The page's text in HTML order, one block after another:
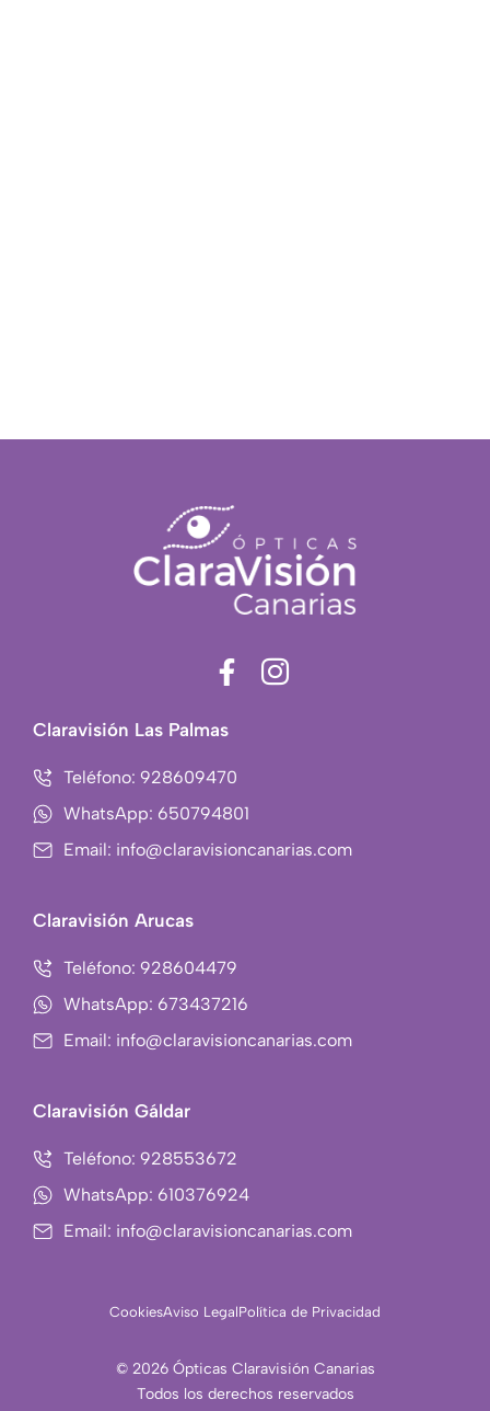
F
c
b
o
o
k
I
s
m
-
Claravisión Las Palmas
Teléfono: 928609470
WhatsApp: 650794801
Email: info@claravisioncanarias.com
Claravisión Arucas
Teléfono: 928604479
WhatsApp: 673437216
Email: info@claravisioncanarias.com
Claravisión Gáldar
Teléfono: 928553672
WhatsApp: 610376924
Email: info@claravisioncanarias.com
CookiesAviso LegalPolítica de Privacidad
© 2026 Ópticas Claravisión Canarias
Todos los derechos reservados